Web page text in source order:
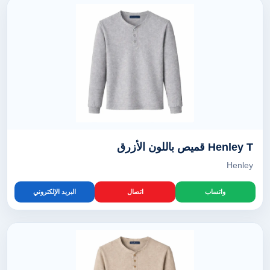
Henley T قميص باللون الأزرق
Henley
واتساب اتصال البريد الإلكتروني